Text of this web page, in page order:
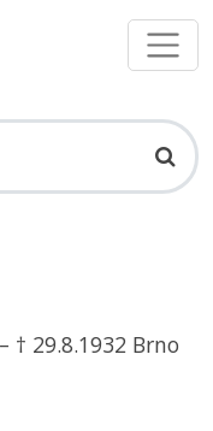
† 29.8.1932 Brno